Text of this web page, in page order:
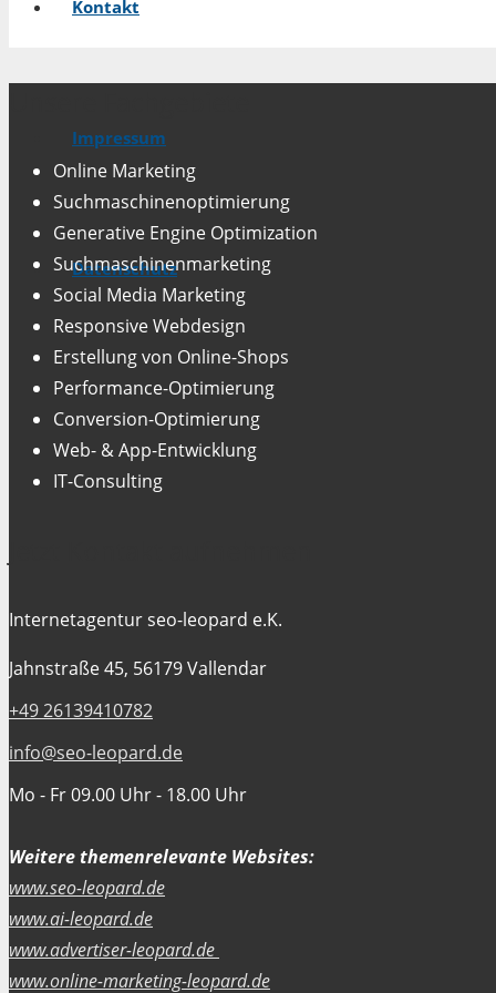
Kontakt
Impressum
Datenschutz
Online Marketing
Suchmaschinenoptimierung
Generative Engine Optimization
Suchmaschinenmarketing
Social Media Marketing
Responsive Webdesign
Erstellung von Online-Shops
Performance-Optimierung
Conversion-Optimierung
Web- & App-Entwicklung
IT-Consulting
Internetagentur seo-leopard e.K.
Jahnstraße 45, 56179 Vallendar
+49 26139410782
info@seo-leopard.de
Mo - Fr 09.00 Uhr - 18.00 Uhr
Weitere themenrelevante Websites:
www.seo-leopard.de
www.ai-leopard.de
www.advertiser-leopard.de
www.online-marketing-leopard.de